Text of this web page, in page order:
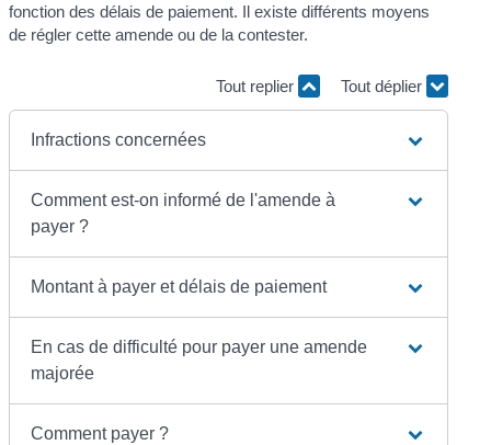
fonction des délais de paiement. Il existe différents moyens
de régler cette amende ou de la contester.
Tout replier Tout déplier
Infractions concernées
Comment est-on informé de l'amende à
payer ?
Montant à payer et délais de paiement
En cas de difficulté pour payer une amende
majorée
Comment payer ?